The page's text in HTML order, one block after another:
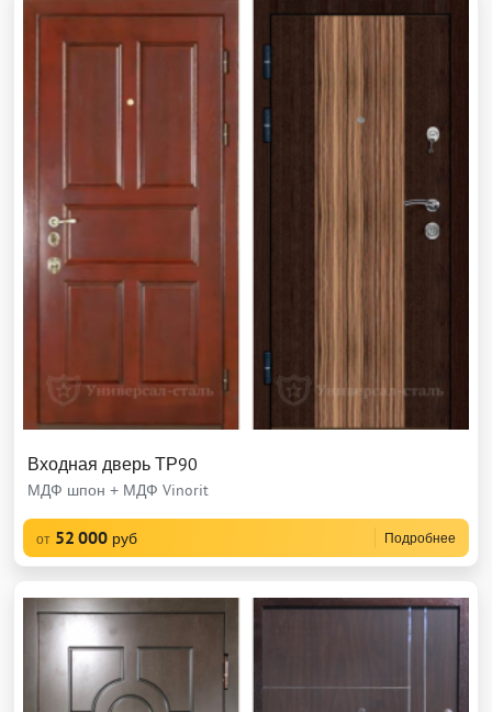
Входная дверь ТР90
МДФ шпон + МДФ Vinorit
от 52 000 руб Подробнее